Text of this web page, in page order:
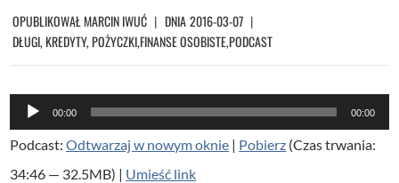
OPUBLIKOWAŁ MARCIN IWUĆ DNIA2016-03-07
DŁUGI, KREDYTY, POŻYCZKI,FINANSE OSOBISTE,PODCAST
d
t
00:00 00:00
Podcast:Odtwarzaj w nowym oknie | Pobierz (Czas trwania:
34:46 — 32.5MB) | Umieść link